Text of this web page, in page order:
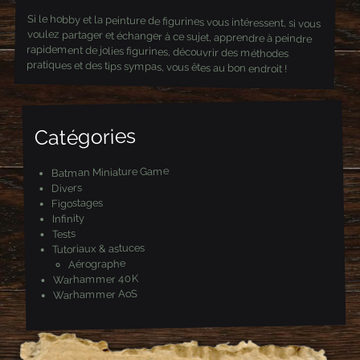
Si le hobby et la peinture de figurines vous intéressent, si vous
voulez partager et échanger à ce sujet, apprendre à peindre
rapidement de jolies figurines, découvrir des méthodes
pratiques et des tips sympas, vous êtes au bon endroit !
Catégories
Batman Miniature Game
Divers
Figostages
Infinity
Tests
Tutoriaux & astuces
Aérographe
Warhammer 40K
Warhammer AoS